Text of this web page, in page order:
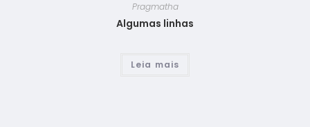
Pragmatha
Algumas linhas
Leia mais